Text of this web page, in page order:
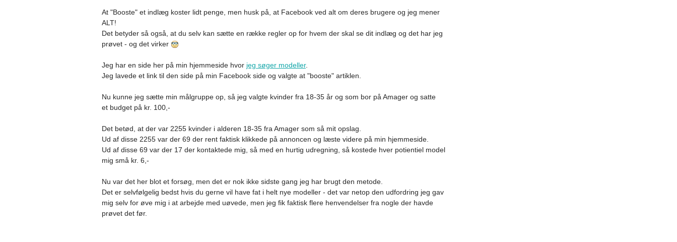
At "Booste" et indlæg koster lidt penge, men husk på, at Facebook ved alt om deres brugere og jeg mener
ALT!
Det betyder så også, at du selv kan sætte en række regler op for hvem der skal se dit indlæg og det har jeg
prøvet - og det virker
Jeg har en side her på min hjemmeside hvor jeg søger modeller.
Jeg lavede et link til den side på min Facebook side og valgte at "booste" artiklen.
Nu kunne jeg sætte min målgruppe op, så jeg valgte kvinder fra 18-35 år og som bor på Amager og satte
et budget på kr. 100,-
Det betød, at der var 2255 kvinder i alderen 18-35 fra Amager som så mit opslag.
Ud af disse 2255 var der 69 der rent faktisk klikkede på annoncen og læste videre på min hjemmeside.
Ud af disse 69 var der 17 der kontaktede mig, så med en hurtig udregning, så kostede hver potientiel model
mig små kr. 6,-
Nu var det her blot et forsøg, men det er nok ikke sidste gang jeg har brugt den metode.
Det er selvfølgelig bedst hvis du gerne vil have fat i helt nye modeller - det var netop den udfordring jeg gav
mig selv for øve mig i at arbejde med uøvede, men jeg fik faktisk flere henvendelser fra nogle der havde
prøvet det før.